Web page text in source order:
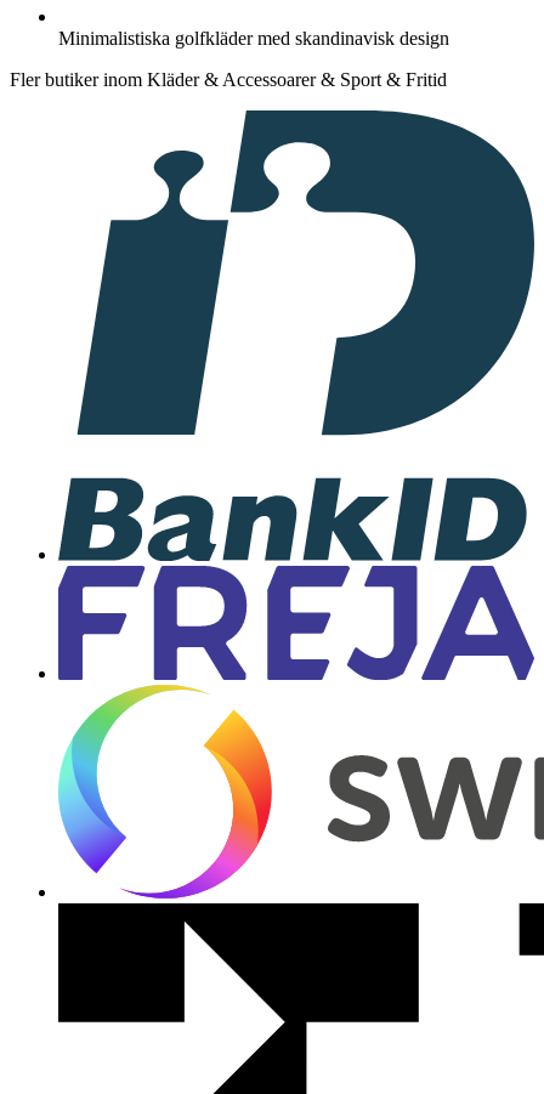
Minimalistiska golfkläder med skandinavisk design
Fler butiker inom Kläder & Accessoarer & Sport & Fritid